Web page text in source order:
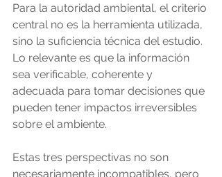
Para la autoridad ambiental, el criterio
central no es la herramienta utilizada,
sino la suficiencia técnica del estudio.
Lo relevante es que la información
sea verificable, coherente y
adecuada para tomar decisiones que
pueden tener impactos irreversibles
sobre el ambiente.
Estas tres perspectivas no son
necesariamente incompatibles, pero